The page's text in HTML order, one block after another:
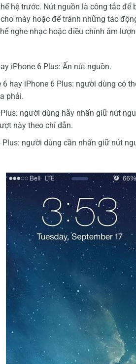
hệ trước. Nút nguồn là công tắc để
máy hoặc để tránh những tác
nghe nhạc hoặc điều chỉnh âm
iPhone 6 Plus: Ấn nút nguồn.
hay iPhone 6 Plus: người dùng có
phải.
người dùng hãy nhấn giữ nút
này theo chỉ dẫn.
người dùng cần nhấn giữ nút